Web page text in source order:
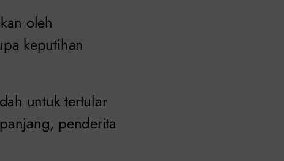
oleh
keputihan
untuk tertular
penderita